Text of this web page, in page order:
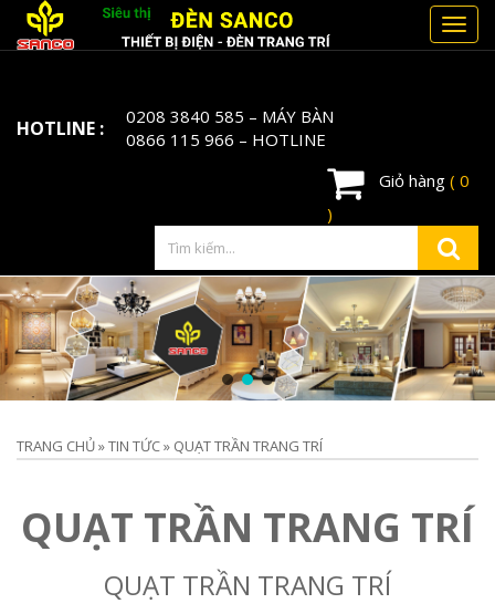
HOTLINE : 0208 3840 585 – MÁY BÀN
0866 115 966 – HOTLINE
Giỏ hàng ( 0
)
TRANG CHỦ»TIN TỨC» QUẠT TRẦN TRANG TRÍ
QUẠT TRẦN TRANG TRÍ
QUẠT TRẦN TRANG TRÍ